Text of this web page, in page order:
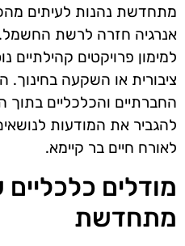
מתחדשת נהנות לעיתים
אנרגיה חזרה לרשת
למימון פרויקטים קהילתיים
ציבורית או השקעה בחינוך.
החברתיים והכלכליים בתוך
להגביר את המודעות
לאורח חיים בר קיימא.
מודלים
מתחדשת